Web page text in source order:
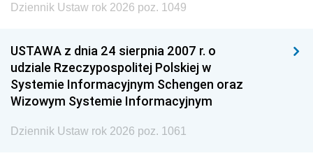
Dziennik Ustaw rok 2026 poz. 1049
USTAWA z dnia 24 sierpnia 2007 r. o
udziale Rzeczypospolitej Polskiej w
Systemie Informacyjnym Schengen oraz
Wizowym Systemie Informacyjnym
Dziennik Ustaw rok 2026 poz. 1061